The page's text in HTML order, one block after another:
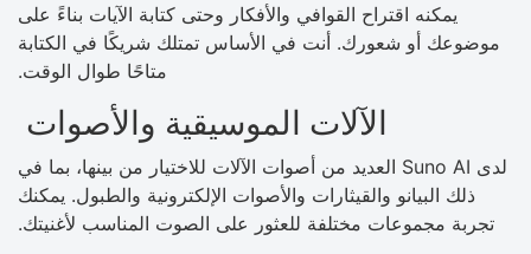
يمكنه اقتراح القوافي والأفكار وحتى كتابة الآيات بناءً على
موضوعك أو شعورك. أنت في الأساس تمتلك شريكًا في الكتابة
متاحًا طوال الوقت.
الآلات الموسيقية والأصوات
لدى Suno AI العديد من أصوات الآلات للاختيار من بينها، بما في
ذلك البيانو والقيثارات والأصوات الإلكترونية والطبول. يمكنك
تجربة مجموعات مختلفة للعثور على الصوت المناسب لأغنيتك.